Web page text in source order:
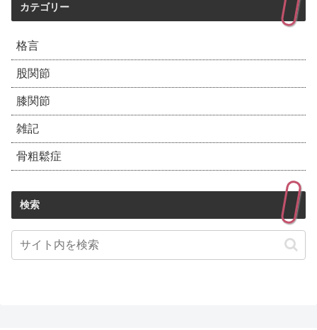
カテゴリー
格言
股関節
膝関節
雑記
骨粗鬆症
検索